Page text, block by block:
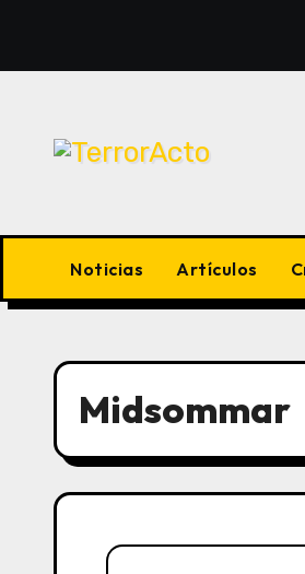
contenido
Noticias Artículos
Midsommar